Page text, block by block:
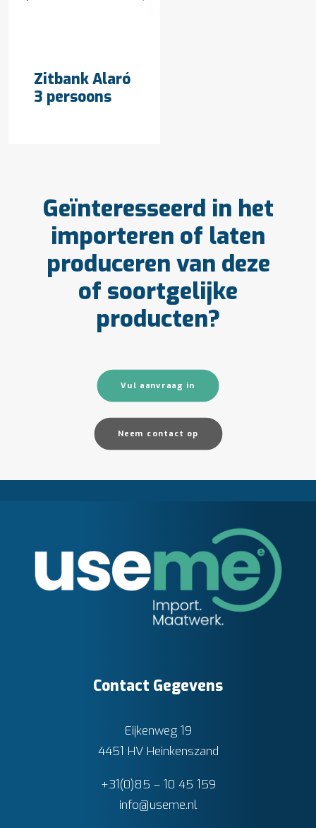
Zitbank Alaró
3 persoons
Geïnteresseerd in het
importeren of laten
produceren van deze
of soortgelijke
producten?
Vul aanvraag in
Neem contact op
Contact Gegevens
Eijkenweg 19
4451 HV Heinkenszand
+31(0)85 – 10 45 159
info@useme.nl